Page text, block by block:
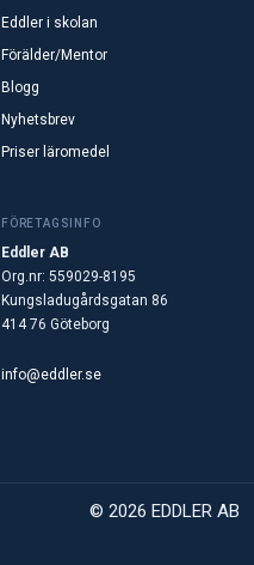
Eddler i skolan
Förälder/Mentor
Blogg
Nyhetsbrev
Priser läromedel
FÖRETAGSINFO
Eddler AB
Org.nr: 559029-8195
Kungsladugårdsgatan 86
414 76 Göteborg
info@eddler.se
© 2026 EDDLER AB